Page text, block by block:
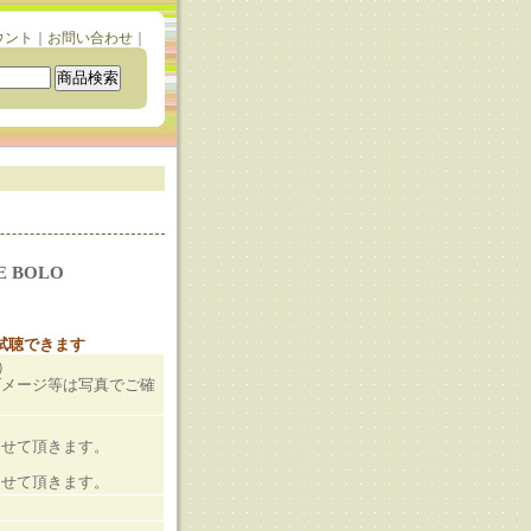
ト お問い合わせ｜
BOLO
聴できます
ージ等は写真でご確
て頂きます。
て頂きます。